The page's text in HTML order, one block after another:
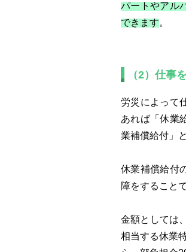
パートやアル
できます。
（2）仕事
労災によって
あれば「休業
業補償給付」
休業補償給付
障をすることで
金額としては
相当する休業